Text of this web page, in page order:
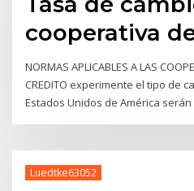
cooperativa
NORMAS APLICABLES A LAS
CREDITO experimente el tipo de
Estados Unidos de América serán
Luedtke63052